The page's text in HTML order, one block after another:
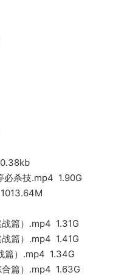
必杀技.mp4 1.90G
篇）.mp4 1.31G
篇）.mp4 1.41G
篇）.mp4 1.34G
篇）.mp4 1.63G